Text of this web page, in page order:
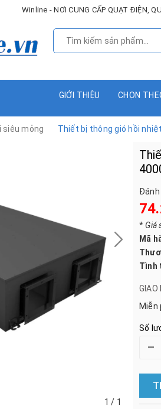
Winline - NƠI CUNG CẤP QUẠT ĐIỆN,
GIỚI THIỆU CHỌN
siêu mỏng Thiết bị thông gió hồi
1 / 1
Đánh
*Giá
Mã
Tình
GIAO
Miễn
Số
–